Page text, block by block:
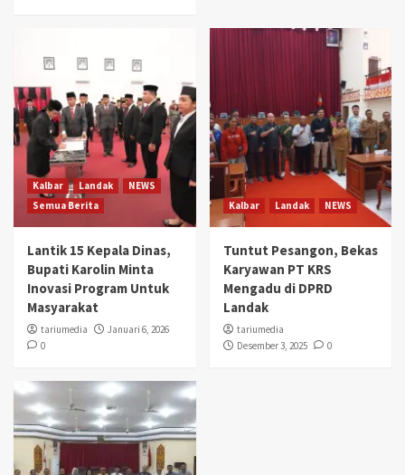
Kalbar Landak
NEWS
Semua Berita
Lantik 15 Kepala Dinas,
Bupati Karolin Minta
Inovasi Program Untuk
Masyarakat
tariumedia
Januari 6, 2026
0
Kalbar Landak NEWS
Tuntut Pesangon, Bekas
Karyawan PT KRS
Mengadu di DPRD
Landak
tariumedia
Desember 3, 2025
0